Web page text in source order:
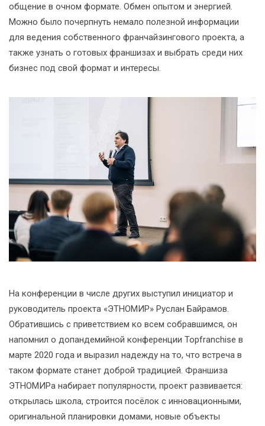
общение в очном формате. Обмен опытом и энергией.
Можно было почерпнуть немало полезной информации
для ведения собственного франчайзингового проекта, а
также узнать о готовых франшизах и выбрать среди них
бизнес под свой формат и интересы.
На конференции в числе других выступил инициатор и
руководитель проекта «ЭТНОМИР» Руслан Байрамов.
Обратившись с приветствием ко всем собравшимся, он
напомнил о допандемийной конференции Topfranchise в
марте 2020 года и выразил надежду на то, что встреча в
таком формате станет доброй традицией. Франшиза
ЭТНОМИРа набирает популярности, проект развивается:
открылась школа, строится посёлок с инновационными,
оригинальной планировки домами, новые объекты